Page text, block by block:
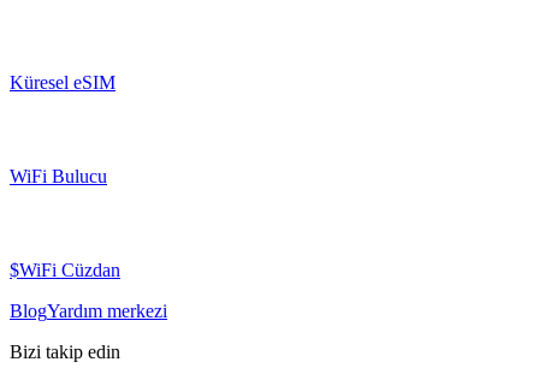
Küresel eSIM
WiFi Bulucu
$WiFi Cüzdan
BlogYardım merkezi
Bizi takip edin